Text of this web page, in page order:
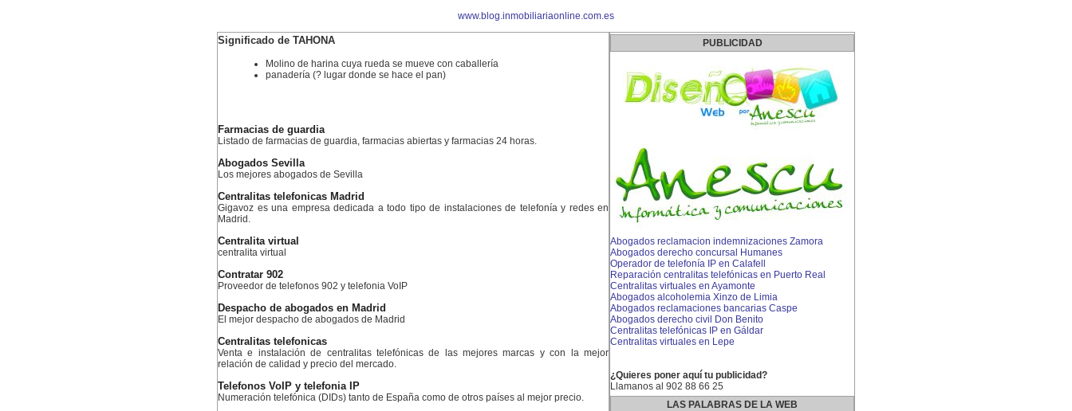
www.blog.inmobiliariaonline.com.es
Significado de TAHONA
Molino de harina cuya rueda se mueve con caballería
panadería (? lugar donde se hace el pan)
Farmacias de guardia
Listado de farmacias de guardia, farmacias abiertas y farmacias 24 horas.
Abogados Sevilla
Los mejores abogados de Sevilla
Centralitas telefonicas Madrid
Gigavoz es una empresa dedicada a todo tipo de instalaciones de telefonía y redes en
Madrid.
Centralita virtual
centralita virtual
Contratar 902
Proveedor de telefonos 902 y telefonia VoIP
Despacho de abogados en Madrid
El mejor despacho de abogados de Madrid
Centralitas telefonicas
Venta e instalación de centralitas telefónicas de las mejores marcas y con la mejor
relación de calidad y precio del mercado.
Telefonos VoIP y telefonia IP
Numeración telefónica (DIDs) tanto de España como de otros países al mejor precio.
PUBLICIDAD
Abogados reclamacion indemnizaciones Zamora
Abogados derecho concursal Humanes
Operador de telefonía IP en Calafell
Reparación centralitas telefónicas en Puerto Real
Centralitas virtuales en Ayamonte
Abogados alcoholemia Xinzo de Limia
Abogados reclamaciones bancarias Caspe
Abogados derecho civil Don Benito
Centralitas telefónicas IP en Gáldar
Centralitas virtuales en Lepe
¿Quieres poner aquí tu publicidad?
Llamanos al 902 88 66 25
LAS PALABRAS DE LA WEB